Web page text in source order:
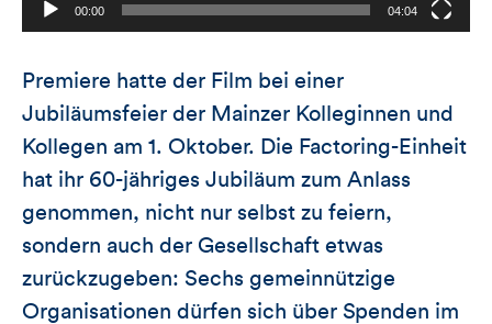
00:00 04:04
Premiere hatte der Film bei einer
Jubiläumsfeier der Mainzer Kolleginnen und
Kollegen am 1. Oktober. Die Factoring-Einheit
hat ihr 60-jähriges Jubiläum zum Anlass
genommen, nicht nur selbst zu feiern,
sondern auch der Gesellschaft etwas
zurückzugeben: Sechs gemeinnützige
Organisationen dürfen sich über Spenden im